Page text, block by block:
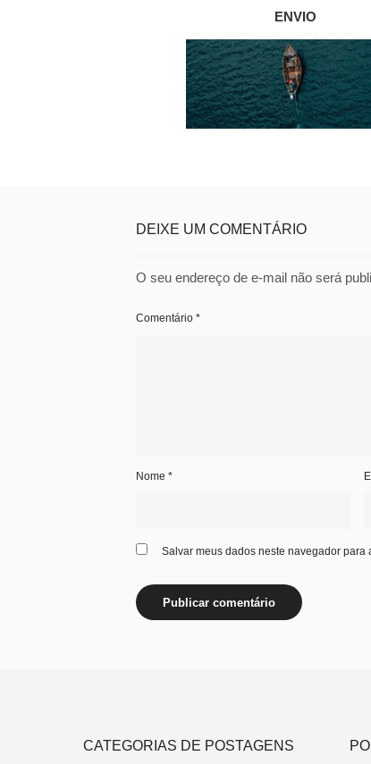
ENVIO
DEIXE UM COMENTÁRIO
O seu endereço de e-mail não será
Comentário *
Nome *
Salvar meus dados neste navegador para
CATEGORIAS DE POSTAGENS